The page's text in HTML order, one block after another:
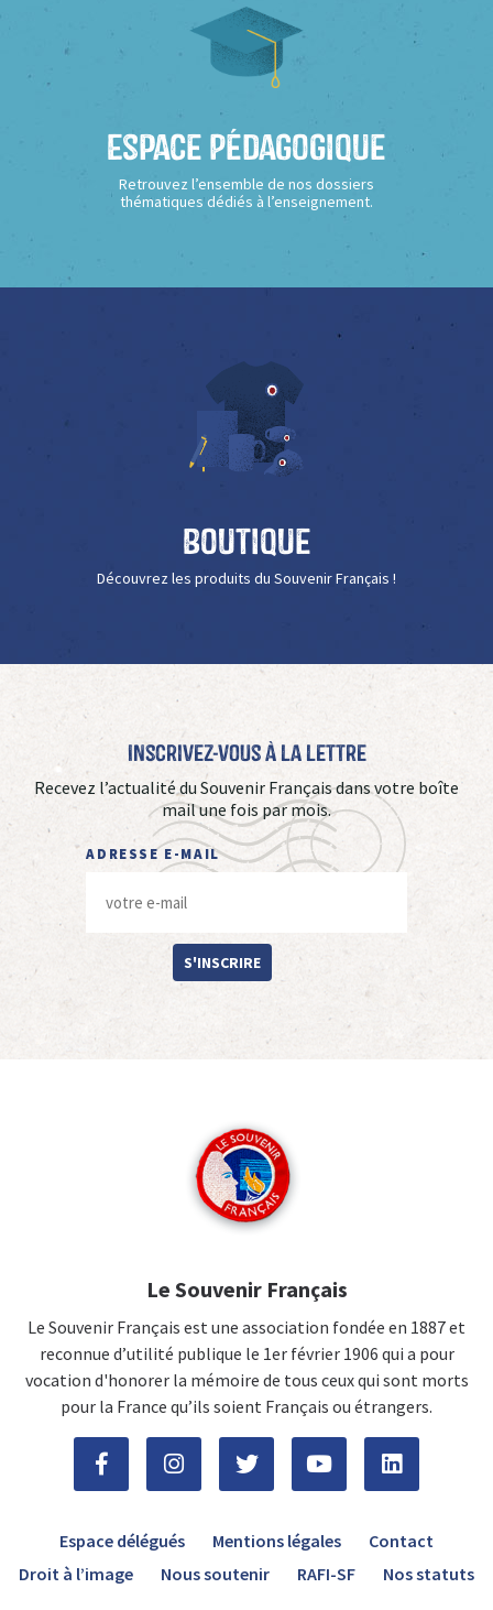
Espace Pédagogique
Retrouvez l’ensemble de nos dossiers
thématiques dédiés à l’enseignement.
Boutique
Découvrez les produits du Souvenir Français !
Inscrivez-vous à La Lettre
Recevez l’actualité du Souvenir Français dans votre boîte
mail une fois par mois.
ADRESSE E-MAIL
S'INSCRIRE
Le Souvenir Français
Le Souvenir Français est une association fondée en 1887 et
reconnue d’utilité publique le 1er février 1906 qui a pour
vocation d'honorer la mémoire de tous ceux qui sont morts
pour la France qu’ils soient Français ou étrangers.
Espace délégués Mentions légales
Contact
Droit à l’image
Nous soutenir RAFI-SF Nos statuts